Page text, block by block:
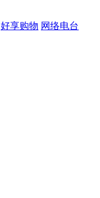
好享购物 网络电台